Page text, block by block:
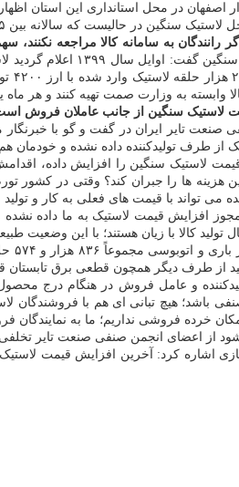
۳.۵ تا ۴ میلیون حلقه لاستیک خودرو های سنگین در کشور نیاز است و مابقی از خارج وارد می شود.
وابسته به وزارت صمت تهیه کنند و
لاستیک سنگین از جانب عاملان فروش است
تایر ایران در گفت و گو با خبرنگار
از طرف تولیدکننده داده نشده و خودمان
این هزینه ها را جبران کند؟ وقتی در
می تواند با قیمت های فعلی به کار و تولید
تولید کالا با زیان هستند؛ با این وضعیت
از طرف دیگر همچون قطعی برق تابستان
تولیدکننده و عامل فروش در هنگام درج
خرده فروشی نداریم؛ ما به
از اعضای انجمن صنفی صنعت تایر تخلفی